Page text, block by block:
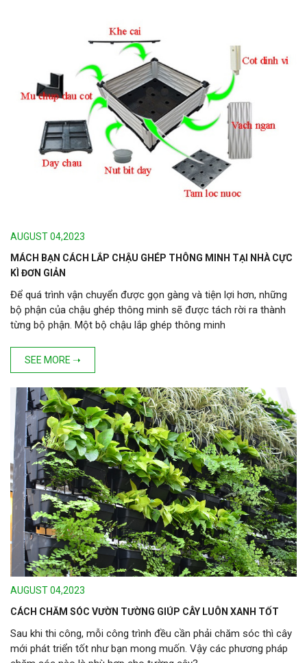
AUGUST 04,2023
MÁCH BẠN CÁCH LẮP CHẬU GHÉP THÔNG MINH TẠI NHÀ CỰC
KÌ ĐƠN GIẢN
Để quá trình vận chuyển được gọn gàng và tiện lợi hơn, những
bộ phận của chậu ghép thông minh sẽ được tách rời ra thành
từng bộ phận. Một bộ chậu lắp ghép thông minh
SEE MORE ➝
AUGUST 04,2023
CÁCH CHĂM SÓC VƯỜN TƯỜNG GIÚP CÂY LUÔN XANH TỐT
Sau khi thi công, mỗi công trình đều cần phải chăm sóc thì cây
mới phát triển tốt như bạn mong muốn. Vậy các phương pháp